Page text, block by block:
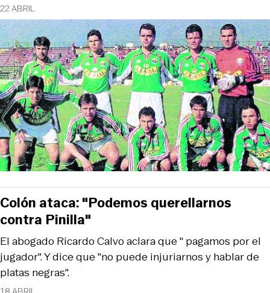
22 ABRIL
El abogado Ricardo Calvo aclara que " pagamos por el
jugador". Y dice que "no puede injuriarnos y hablar de
platas negras".
Colón ataca: "Podemos querellarnos
contra Pinilla"